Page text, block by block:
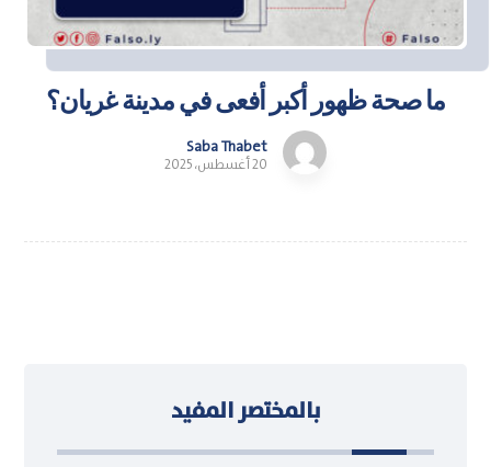
ما صحة ظهور أكبر أفعى في مدينة غريان؟
Saba Thabet
20 أغسطس، 2025
بالمختصر المفيد